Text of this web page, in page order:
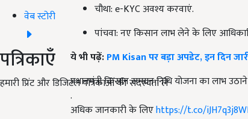
वेब स्टोरी
पत्रिकाएँ
हमारी प्रिंट और डिजिटल पत्रिकाओं की सदस्यता लें
चौथा: e-KYC अवश्य करवाएं.
पांचवा: नए किसान लाभ लेने के लिए
ये भी पढ़ें:PM Kisan पर बड़ा अपडेट, इन दिन
प्रधानमंत्री किसान सम्मान निधि योजना का लाभ
.
अधिक जानकारी के लिएhttps://t.co/